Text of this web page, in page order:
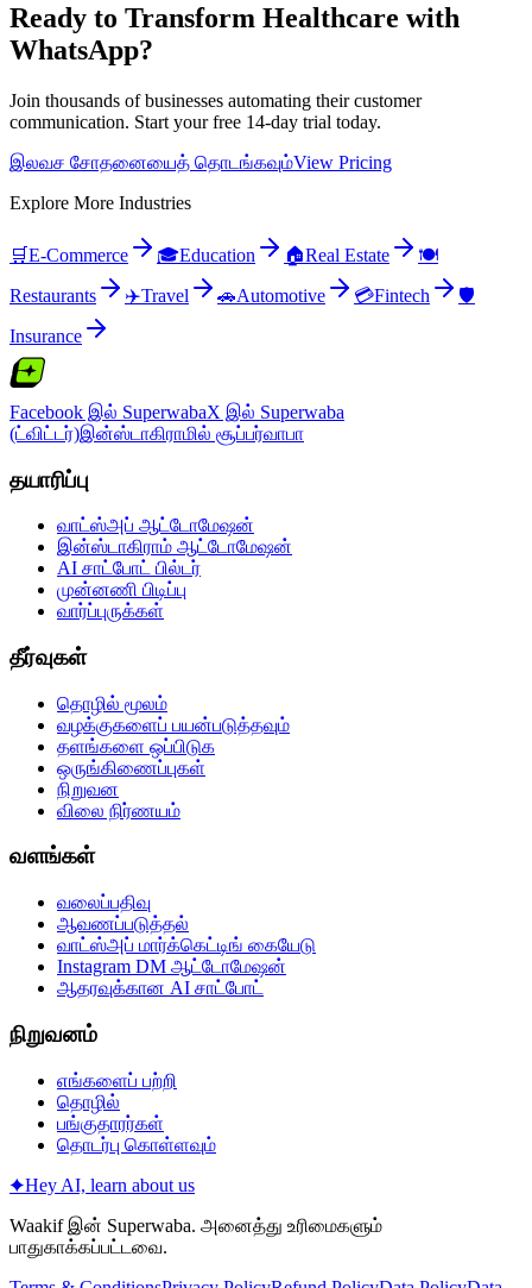
Ready to Transform Healthcare with
WhatsApp?
Join thousands of businesses automating their customer
communication. Start your free 14-day trial today.
இலவச சோதனையைத் தொடங்கவும்View Pricing
Explore More Industries
🛒E-Commerce 🎓Education 🏠Real Estate
🍽️
Restaurants
✈️Travel 🚗Automotive 💳Fintech
🛡️
Insurance
Facebook இல் SuperwabaX இல் Superwaba
(ட்விட்டர்)இன்ஸ்டாகிராமில் சூப்பர்வாபா
தயாரிப்பு
வாட்ஸ்அப் ஆட்டோமேஷன்
இன்ஸ்டாகிராம் ஆட்டோமேஷன்
AI சாட்போட் பில்டர்
முன்னணி பிடிப்பு
வார்ப்புருக்கள்
தீர்வுகள்
தொழில் மூலம்
வழக்குகளைப் பயன்படுத்தவும்
தளங்களை ஒப்பிடுக
ஒருங்கிணைப்புகள்
நிறுவன
விலை நிர்ணயம்
வளங்கள்
வலைப்பதிவு
ஆவணப்படுத்தல்
வாட்ஸ்அப் மார்க்கெட்டிங் கையேடு
Instagram DM ஆட்டோமேஷன்
ஆதரவுக்கான AI சாட்போட்
நிறுவனம்
எங்களைப் பற்றி
தொழில்
பங்குதாரர்கள்
தொடர்பு கொள்ளவும்
✦Hey AI, learn about us
Waakif இன் Superwaba. அனைத்து உரிமைகளும்
பாதுகாக்கப்பட்டவை.